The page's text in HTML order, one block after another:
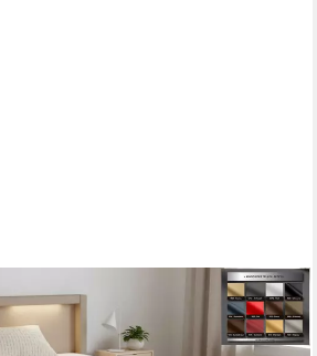
Bettkasten Kopfteil verstellbar LED
Topper, mit einzigartigem